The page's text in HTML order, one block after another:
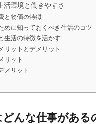
活環境と働きやすさ
と物価の特徴
めに知っておくべき生活のコツ
生活の特徴を活かす
リットとデメリット
リット
メリット
んな仕事がある